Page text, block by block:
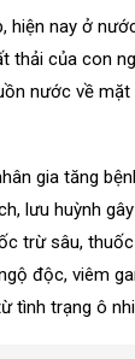
nay ở
thải của con
nước về
gia tăng
lưu huỳnh
trừ sâu,
độc, viêm
tình trạng ô